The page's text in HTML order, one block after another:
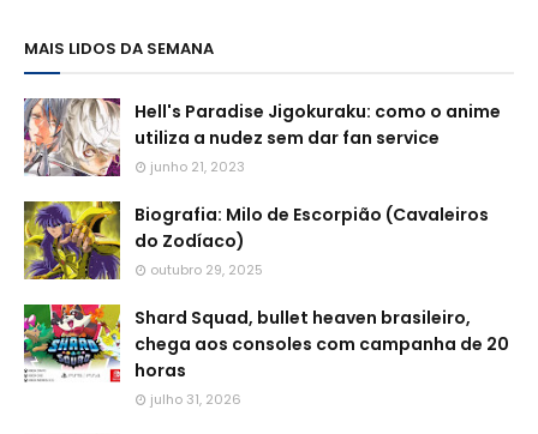
MAIS LIDOS DA SEMANA
Hell's Paradise Jigokuraku: como o anime
utiliza a nudez sem dar fan service
junho 21, 2023
Biografia: Milo de Escorpião (Cavaleiros
do Zodíaco)
outubro 29, 2025
Shard Squad, bullet heaven brasileiro,
chega aos consoles com campanha de 20
horas
julho 31, 2026